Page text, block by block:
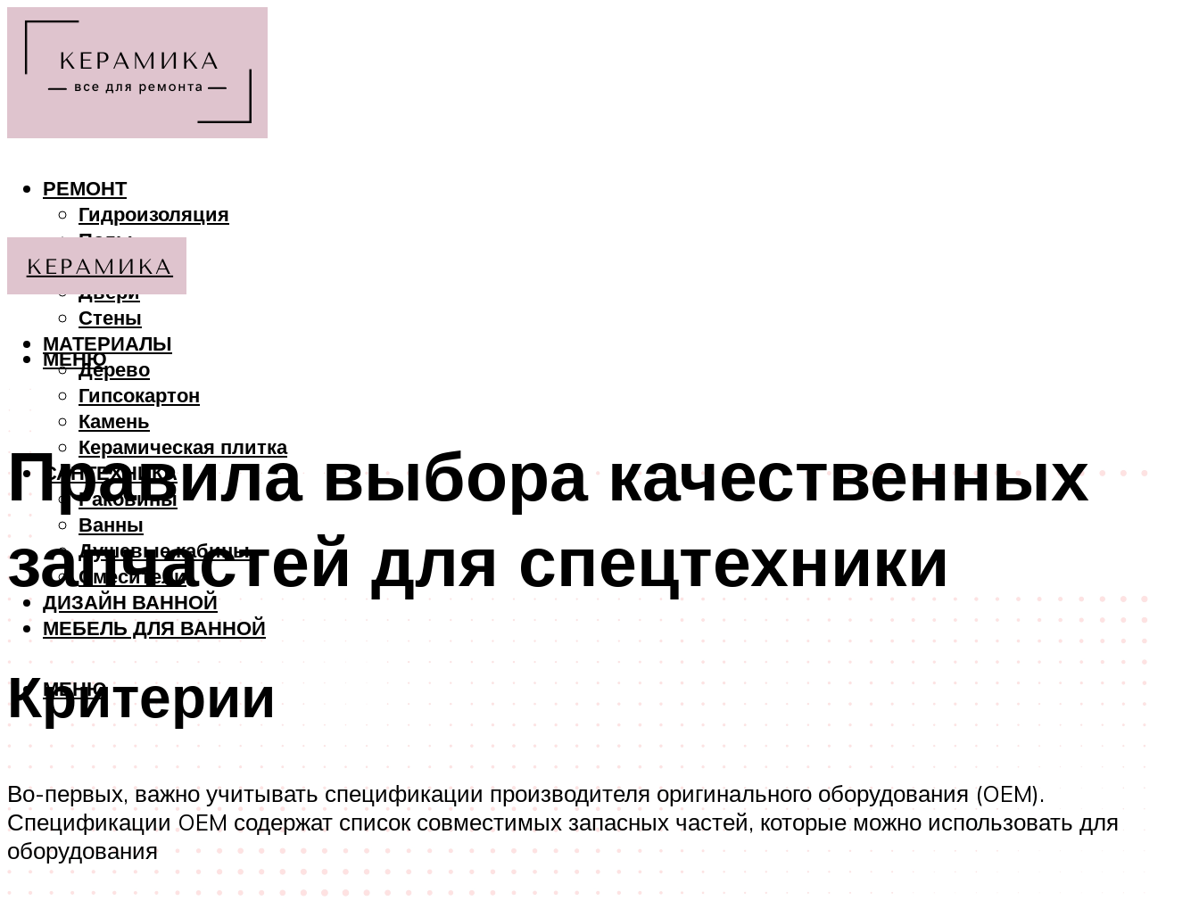
РЕМОНТ
Гидроизоляция
Полы
Потолки
Двери
Стены
МАТЕРИАЛЫ
Дерево
Гипсокартон
Камень
Керамическая плитка
САНТЕХНИКА
Раковины
Ванны
Душевые кабины
Смесители
ДИЗАЙН ВАННОЙ
МЕБЕЛЬ ДЛЯ ВАННОЙ
МЕНЮ
МЕНЮ
Правила выбора качественных
запчастей для спецтехники
Критерии
Во-первых, важно учитывать спецификации производителя оригинального оборудования (OEM).
Спецификации OEM содержат список совместимых запасных частей, которые можно использовать для
оборудования